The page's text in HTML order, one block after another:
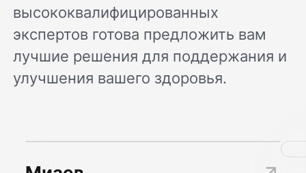
высококвалифицированных
экспертов готова предложить вам
лучшие решения для поддержания и
улучшения вашего здоровья.